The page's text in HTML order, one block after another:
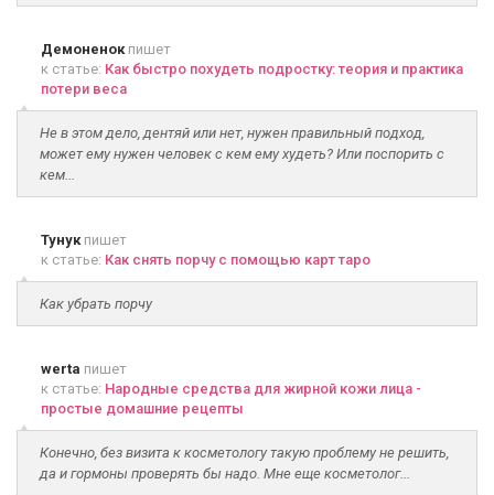
Демоненокпишет
к статье: Как быстро похудеть подростку: теория и практика
потери веса
Не в этом дело, дентяй или нет, нужен правильный подход,
может ему нужен человек с кем ему худеть? Или поспорить с
кем...
Тунукпишет
к статье: Как снять порчу с помощью карт таро
Как убрать порчу
werta пишет
к статье: Народные средства для жирной кожи лица -
простые домашние рецепты
Конечно, без визита к косметологу такую проблему не решить,
да и гормоны проверять бы надо. Мне еще косметолог...